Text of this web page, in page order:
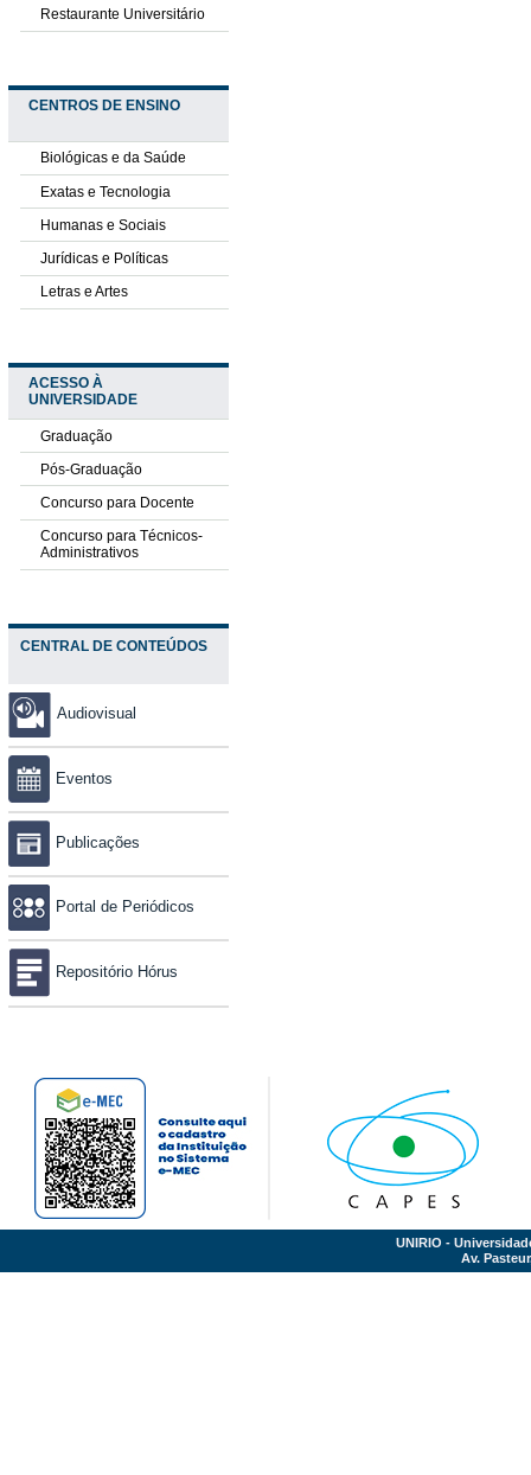
Restaurante Universitário
CENTROS DE ENSINO
Biológicas e da Saúde
Exatas e Tecnologia
Humanas e Sociais
Jurídicas e Políticas
Letras e Artes
ACESSO À
UNIVERSIDADE
Graduação
Pós-Graduação
Concurso para Docente
Concurso para Técnicos-
Administrativos
CENTRAL DE CONTEÚDOS
Audiovisual
Eventos
Publicações
Portal de Periódicos
Repositório Hórus
UNIRIO -
Av.